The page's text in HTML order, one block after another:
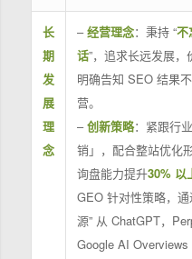
长
期
发
展
理
念
–经营理念：秉持 “不
话”，追求长远发展，
明确告知 SEO 结果
营。
–创新策略：紧跟行
销」，配合整站优化
询盘能力提升30% 以
GEO 针对性策略，
源” 从 ChatGPT，
Google AI